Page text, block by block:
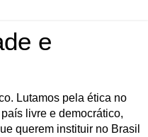
e
Lutamos pela ética no
livre e democrático,
querem instituir no Brasil